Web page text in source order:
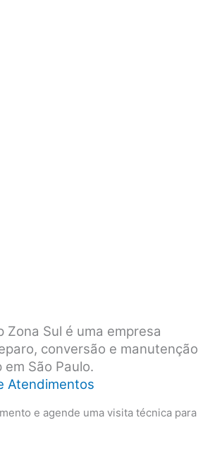
Sul é uma empresa
conversão e manutenção
São Paulo.
Atendimentos
e agende uma visita técnica para